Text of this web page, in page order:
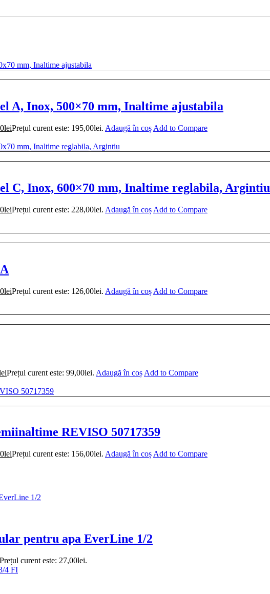
A, Inox, 500×70 mm, Inaltime ajustabila
leiPrețul curent este: 195,00lei. Adaugă în coș Add to Compare
C, Inox, 600×70 mm, Inaltime reglabila, Argintiu
leiPrețul curent este: 228,00lei. Adaugă în coș Add to Compare
leiPrețul curent este: 126,00lei. Adaugă în coș Add to Compare
Prețul curent este: 99,00lei. Adaugă în coș Add to Compare
REVISO 50717359
leiPrețul curent este: 156,00lei. Adaugă în coș Add to Compare
pentru apa EverLine 1/2
Prețul curent este: 27,00lei.